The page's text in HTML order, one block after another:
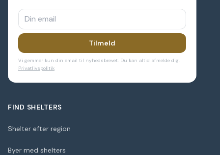
Tilmeld
Vi gemmer kun din email til nyhedsbrevet. Du kan altid afmelde dig.
Privatlivspolitik
FIND SHELTERS
Shelter efter region
Byer med shelters